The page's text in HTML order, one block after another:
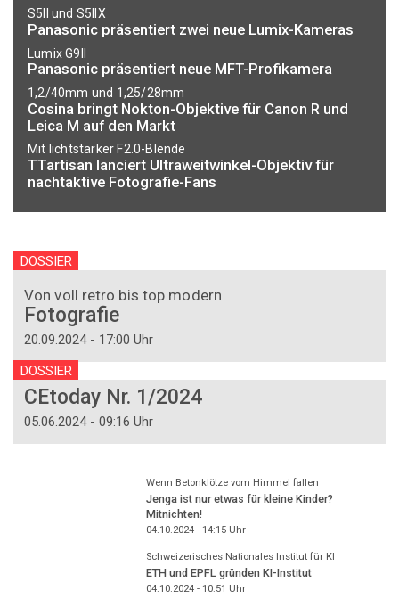
S5II und S5IIX
Panasonic präsentiert zwei neue Lumix-Kameras
Lumix G9II
Panasonic präsentiert neue MFT-Profikamera
1,2/40mm und 1,25/28mm
Cosina bringt Nokton-Objektive für Canon R und
Leica M auf den Markt
Mit lichtstarker F2.0-Blende
TTartisan lanciert Ultraweitwinkel-Objektiv für
nachtaktive Fotografie-Fans
DOSSIER
Von voll retro bis top modern
Fotografie
20.09.2024 - 17:00 Uhr
DOSSIER
CEtoday Nr. 1/2024
05.06.2024 - 09:16 Uhr
Wenn Betonklötze vom Himmel fallen
Jenga ist nur etwas für kleine Kinder?
Mitnichten!
04.10.2024 - 14:15Uhr
Schweizerisches Nationales Institut für KI
ETH und EPFL gründen KI-Institut
04.10.2024 - 10:51 Uhr